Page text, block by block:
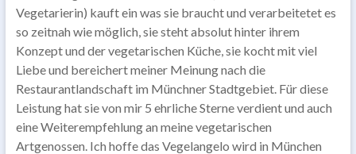
Vegetarierin) kauft ein was sie braucht und verarbeitetet es
so zeitnah wie möglich, sie steht absolut hinter ihrem
Konzept und der vegetarischen Küche, sie kocht mit viel
Liebe und bereichert meiner Meinung nach die
Restaurantlandschaft im Münchner Stadtgebiet. Für diese
Leistung hat sie von mir 5 ehrliche Sterne verdient und auch
eine Weiterempfehlung an meine vegetarischen
Artgenossen. Ich hoffe das Vegelangelo wird in München